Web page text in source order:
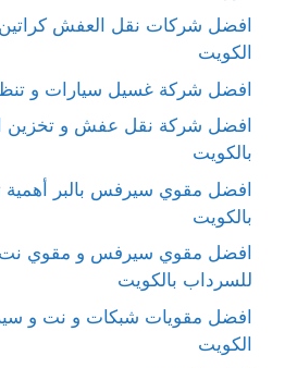
افضل شركات نقل العفش
الكويت
افضل شركة غسيل سيارات و
افضل شركة نقل عفش و تخزين
بالكويت
افضل مقوي سيرفس بالبر أهمية
بالكويت
افضل مقوي سيرفس و مقوي
للسرداب بالكويت
افضل مقويات شبكات و نت و
الكويت